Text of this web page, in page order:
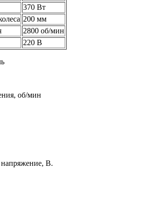
370 Вт
200 мм
2800 об/мин
220 В
об/мин
В.